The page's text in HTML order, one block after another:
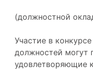
(должностной
Участие в
должностей могут
удовлетворяющие